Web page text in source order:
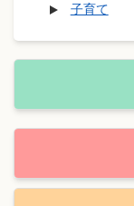
子育て